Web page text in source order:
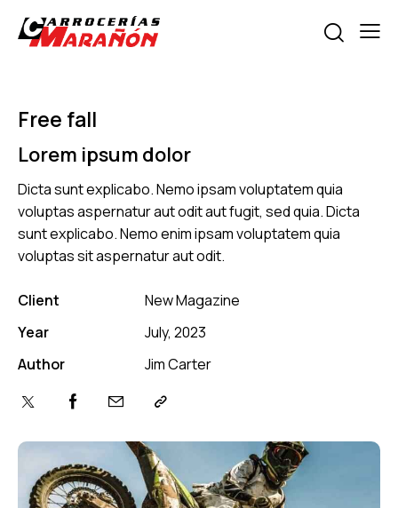
Free fall
Lorem ipsum dolor
Dicta sunt explicabo. Nemo ipsam voluptatem quia
voluptas aspernatur aut odit aut fugit, sed quia. Dicta
sunt explicabo. Nemo enim ipsam voluptatem quia
voluptas sit aspernatur aut odit.
Client
New Magazine
Year
July, 2023
Author
Jim Carter